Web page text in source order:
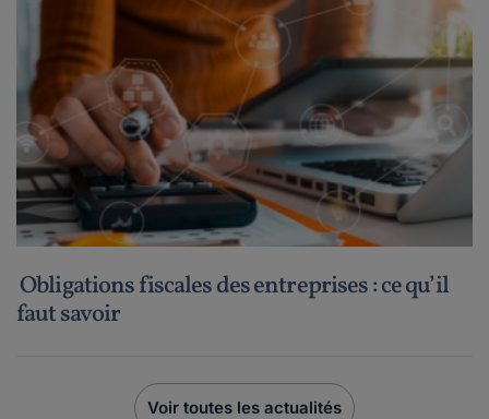
Obligations fiscales des entreprises : ce qu’il
faut savoir
Voir toutes les actualités